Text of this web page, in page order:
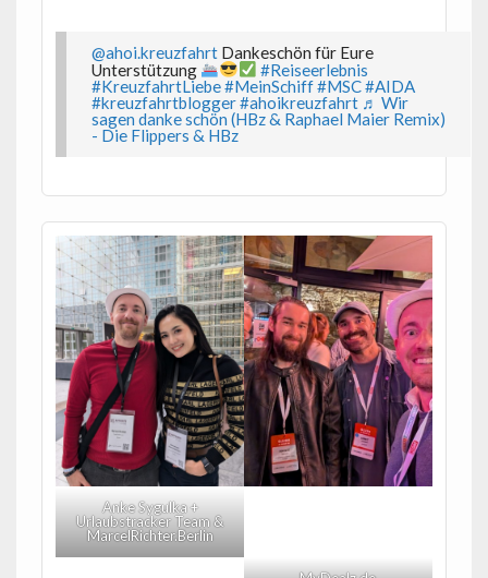
@ahoi.kreuzfahrt Dankeschön für Eure
Unterstützung
#Reiseerlebnis
#KreuzfahrtLiebe#MeinSchiff#MSC#AIDA
#kreuzfahrtblogger#ahoikreuzfahrt ♬ Wir
sagen danke schön (HBz & Raphael Maier Remix)
- Die Flippers & HBz
Anke Sygulka +
Urlaubstracker Team &
MarcelRichter.Berlin